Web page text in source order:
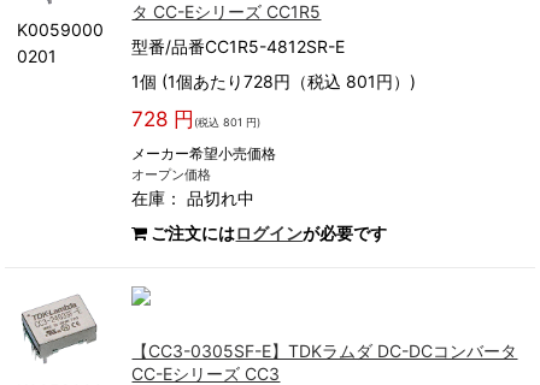
K0059000
0201
タ CC-Eシリーズ CC1R5
型番/品番CC1R5-4812SR-E
1個 (1個あたり728円（税込 801円）)
728 円 (税込 801 円)
メーカー希望小売価格
オープン価格
在庫：品切れ中
ご注文にはログインが必要です
【CC3-0305SF-E】TDKラムダ DC-DCコンバータ
CC-Eシリーズ CC3